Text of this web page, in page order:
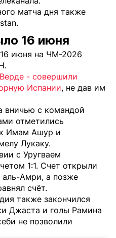
матча дня также
16 июня
июня на ЧМ-2026
- совершили
Испании, не дав им
вничью с командой
отметились
Имам Ашур и
Лукаку.
с Уругваем
1:1. Счет открыли
аль-Амри, а позже
счёт.
также закончился
Джаста и голы Рамина
не позволили